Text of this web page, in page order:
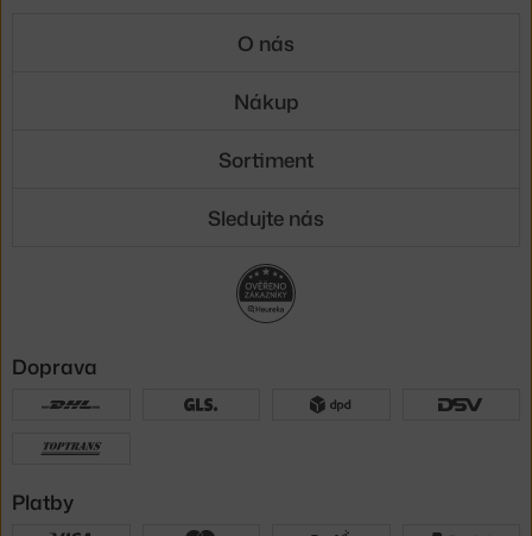
O nás
Nákup
Sortiment
Sledujte nás
Doprava
Platby